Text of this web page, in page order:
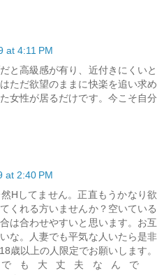
at 4:11 PM
と高級感が有り、近付きにくいと
ただ欲望のままに快楽を追い求め
女性が居るだけです。今こそ自分
at 2:40 PM
Hしてません。正直もうかなり欲
くれる方いませんか？空いている
は合わせやすいと思います。お互
な。人妻でも平気な人いたら是非
歳以上の人限定でお願いします。
でも大丈夫なんで